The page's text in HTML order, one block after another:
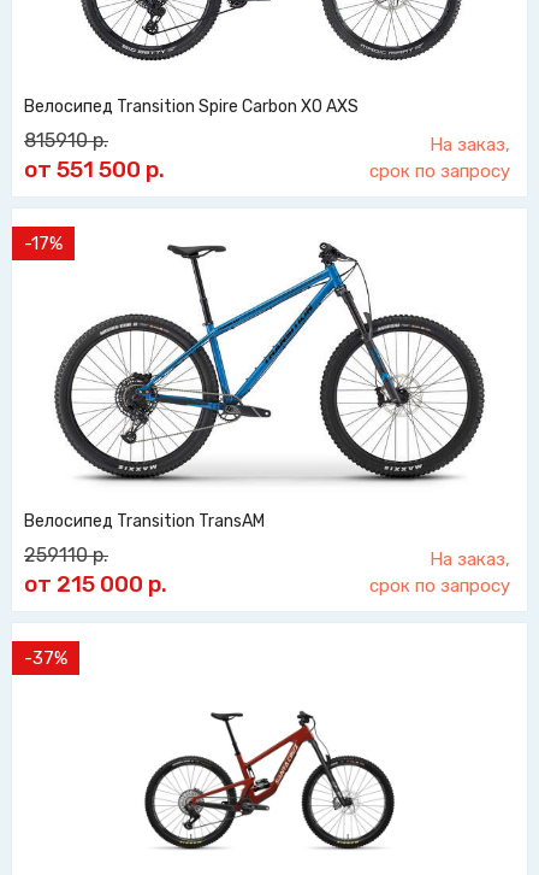
Велосипед Transition Spire Carbon XO AXS
815910р.
от 551 500 р.
На заказ,
срок по запросу
-17%
Велосипед Transition TransAM
259110р.
от 215 000 р.
На заказ,
срок по запросу
-37%